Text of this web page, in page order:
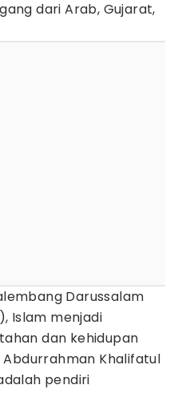
dari Arab, Gujarat,
Darussalam
Islam menjadi
dan kehidupan
Khalifatul
pendiri